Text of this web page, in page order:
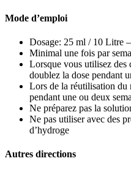
Mode d’emploi
Dosage: 25 ml / 10 Litre
Minimal une fois par
Lorsque vous utilisez des
doublez la dose pendant
Lors de la réutilisation du
pendant une ou deux
Ne préparez pas la
Ne pas utiliser avec des
d’hydroge
Autres directions